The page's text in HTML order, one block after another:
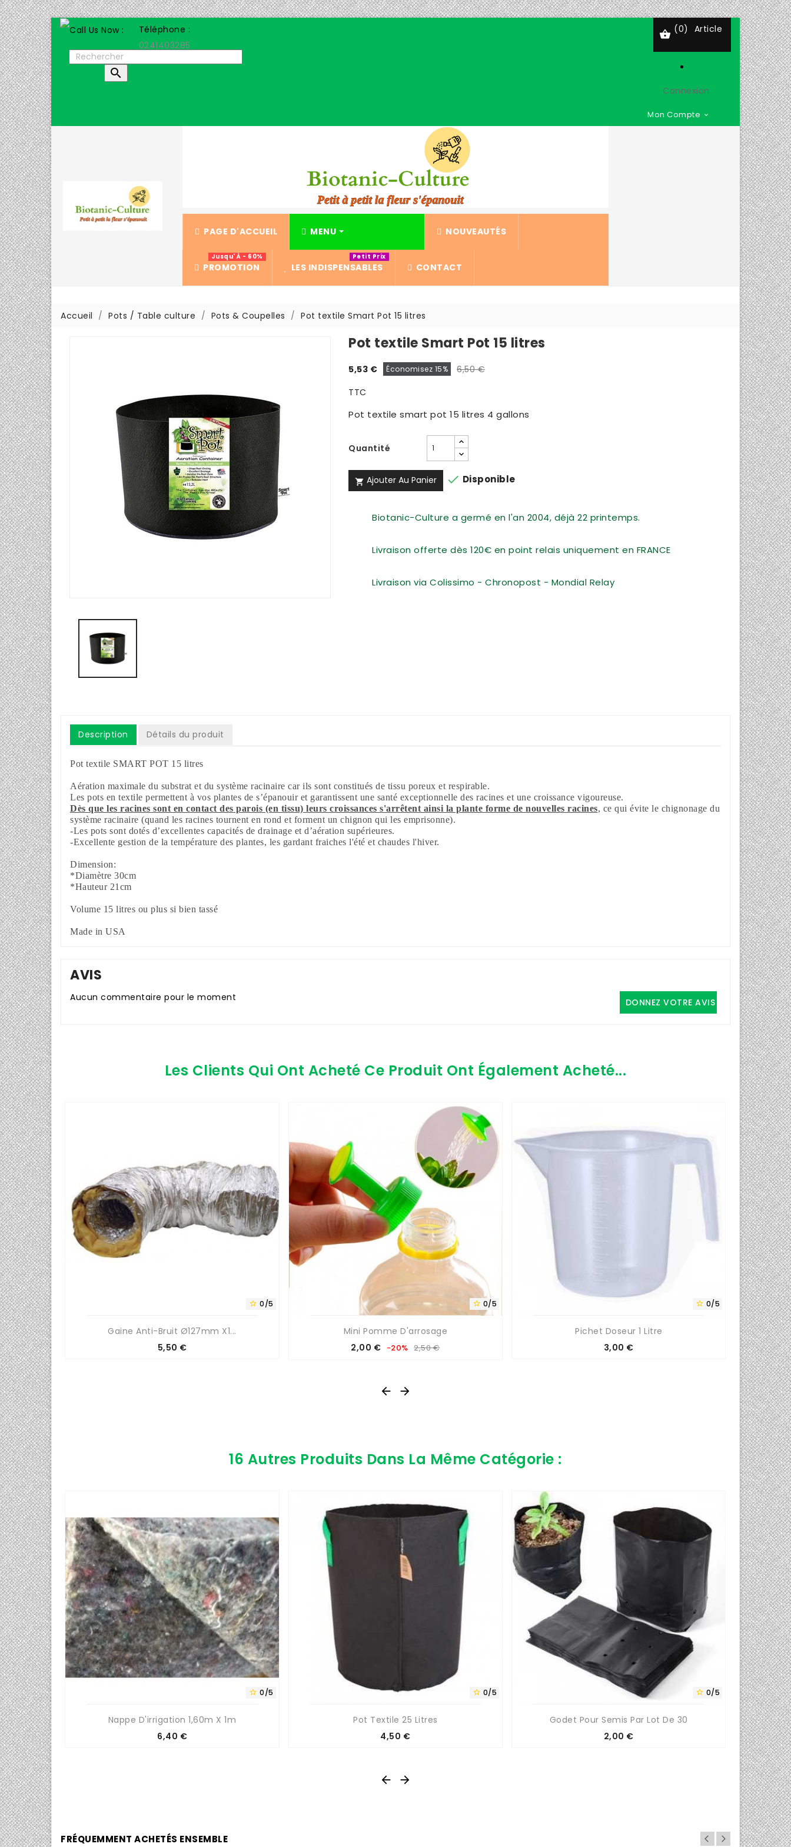
Téléphone :
0241403285

 (0) Article
Connexion
Mon Compte 
PAGE D'ACCUEIL MENU NOUVEAUTÉS
PROMOTION
Jusqu' À - 60%
LES INDISPENSABLES
Petit Prix
CONTACT
Accueil Pots / Table culture Pots & Coupelles Pot textile Smart Pot 15 litres
Pot textile Smart Pot 15 litres
5,53 € Économisez 15%
6,50 €
TTC
Pot textile smart pot 15 litres 4 gallons
Quantité
 Ajouter Au Panier  Disponible
Biotanic-Culture a germé en l'an 2004, déjà 22 printemps.
Livraison offerte dès 120€ en point relais uniquement en FRANCE
Livraison via Colissimo - Chronopost - Mondial Relay
Description Détails du produit
Pot textile SMART POT 15 litres
Aération maximale du substrat et du système racinaire car ils sont constitués de tissu poreux et respirable.
Les pots en textile permettent à vos plantes de s’épanouir et garantissent une santé exceptionnelle des racines et une croissance vigoureuse.
Dès que les racines sont en contact des parois (en tissu) leurs croissances s'arrêtent ainsi la plante forme de nouvelles racines, ce qui évite le chignonage du
système racinaire (quand les racines tournent en rond et forment un chignon qui les emprisonne).
-Les pots sont dotés d’excellentes capacités de drainage et d’aération supérieures.
-Excellente gestion de la température des plantes, les gardant fraiches l'été et chaudes l'hiver.
Dimension:
*Diamètre 30cm
*Hauteur 21cm
Volume 15 litres ou plus si bien tassé
Made in USA
AVIS
DONNEZ VOTRE AVIS
Aucun commentaire pour le moment
Les Clients Qui Ont Acheté Ce Produit Ont Également Acheté...
 0/5  0/5
Gaine Anti-Bruit Ø127mm X1...
Prix
5,50 €
 0/5
Mini Pomme D'arrosage
Prix
2,00 € Prix
-20% 2,50 €
 0/5
Pichet Doseur 1 Litre
Prix
3,00 €
 
16 Autres Produits Dans La Même Catégorie :
 0/5  0/5
Nappe D'irrigation 1,60m X 1m
Prix
6,40 €
 0/5
Pot Textile 25 Litres
Prix
4,50 €
 0/5
Godet Pour Semis Par Lot De 30
Prix
2,00 €
 
FRÉQUEMMENT ACHETÉS ENSEMBLE